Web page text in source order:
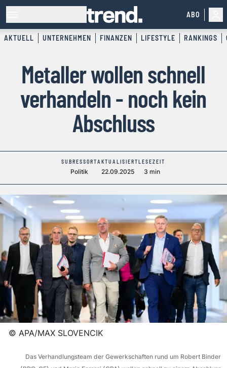
ABO
AKTUELL UNTERNEHMEN FINANZEN LIFESTYLE RANKINGS
Metaller wollen schnell
verhandeln - noch kein
Abschluss
SUBRESSORT
Politik
AKTUALISIERT
22.09.2025
LESEZEIT
3 min
© APA/MAX SLOVENCIK
Das Verhandlungsteam der Gewerkschaften rund um Robert Binder